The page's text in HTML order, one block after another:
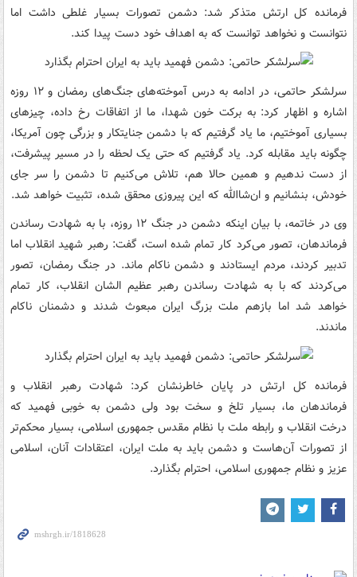
فرمانده کل ارتش متذکر شد: دشمن تصورات بسیار غلطی داشت اما
نتوانست و نخواهد توانست که به اهداف خود دست پیدا کند.
سرلشکر حاتمی، در ادامه به درس آموخته‌های جنگ‌های رمضان و ۱۲ روزه
اشاره و اظهار کرد: به برکت خون شهدا، ما از اتفاقات رخ داده، چیزهای
بسیاری آموختیم، ما یاد گرفتیم که با دشمن جنایتکار و بزرگی چون آمریکا،
چگونه باید مقابله کرد. یاد گرفتیم که حتی یک لحظه را در مسیر پیشرفت،
از دست ندهیم و همین حالا هم، تلاش می‌کنیم تا دشمن را سر جای
خودش، بنشانیم و ان‌شاالله که این پیروزی محقق شده، تثبیت خواهد شد.
وی در خاتمه، با بیان اینکه دشمن در جنگ ۱۲ روزه، با به شهادت رساندن
فرماندهان، تصور می‌کرد کار تمام شده است، گفت: رهبر شهید انقلاب اما
تدبیر کردند، مردم ایستادند و دشمن ناکام ماند. در جنگ رمضان، تصور
می‌کردند که با به شهادت رساندن رهبر عظیم الشان انقلاب، کار تمام
خواهد شد اما بازهم ملت بزرگ ایران مبعوث شدند و دشمنان ناکام
ماندند.
فرمانده کل ارتش در پایان خاطرنشان کرد: شهادت رهبر انقلاب و
فرماندهان ما، بسیار تلخ و سخت بود ولی دشمن به خوبی فهمید که
درخت انقلاب و رابطه ملت با نظام مقدس جمهوری اسلامی، بسیار محکم‌تر
از تصورات آن‌هاست و دشمن باید به ملت ایران، اعتقادات آنان، اسلامی
عزیز و نظام جمهوری اسلامی، احترام بگذارد.